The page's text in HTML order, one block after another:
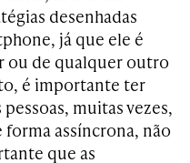
desenhadas
já que ele é
ou de qualquer outro
é importante ter
muitas vezes,
assíncrona, não
que as